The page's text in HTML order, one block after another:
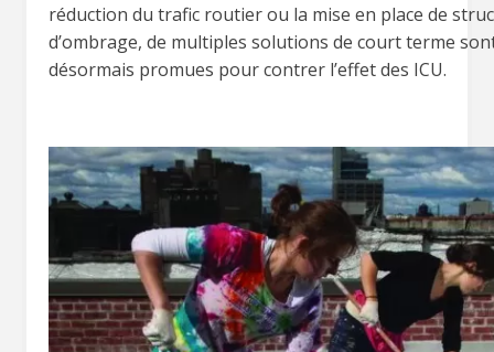
réduction du trafic routier ou la mise en place de
d’ombrage, de multiples solutions de court terme
désormais promues pour contrer l’effet des ICU.